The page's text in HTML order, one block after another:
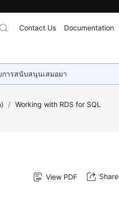
Contact Us Documentation
การสนับสนุนเสมอมา
/ Working with RDS for SQL
View PDF Share